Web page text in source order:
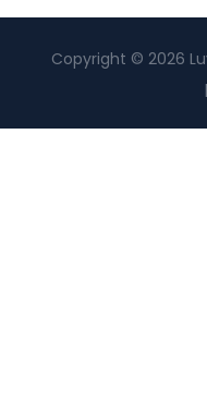
Copyright © 2026